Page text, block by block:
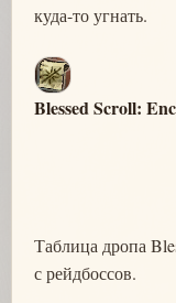
куда-то угнать.
Blessed Scroll:
Таблица дропа
с рейдбоссов.